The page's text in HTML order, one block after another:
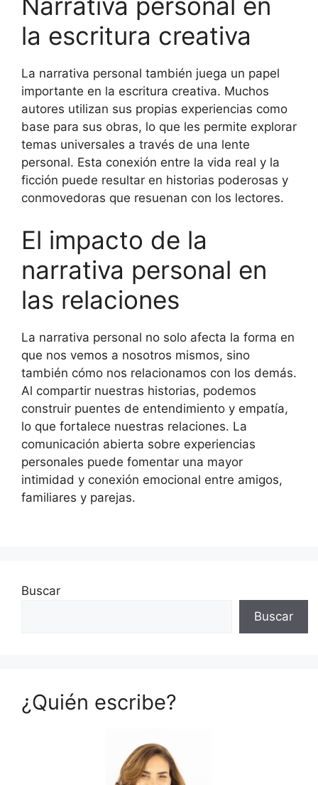
la escritura creativa
La narrativa personal también juega un papel
importante en la escritura creativa. Muchos
autores utilizan sus propias experiencias como
base para sus obras, lo que les permite explorar
temas universales a través de una lente
personal. Esta conexión entre la vida real y la
ficción puede resultar en historias poderosas y
conmovedoras que resuenan con los lectores.
El impacto de la
narrativa personal en
las relaciones
La narrativa personal no solo afecta la forma en
que nos vemos a nosotros mismos, sino
también cómo nos relacionamos con los demás.
Al compartir nuestras historias, podemos
construir puentes de entendimiento y empatía,
lo que fortalece nuestras relaciones. La
comunicación abierta sobre experiencias
personales puede fomentar una mayor
intimidad y conexión emocional entre amigos,
familiares y parejas.
Buscar
Buscar
¿Quién escribe?